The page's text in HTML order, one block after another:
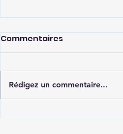
Rénovation couloir
Commentaires
Rédigez un commentaire...